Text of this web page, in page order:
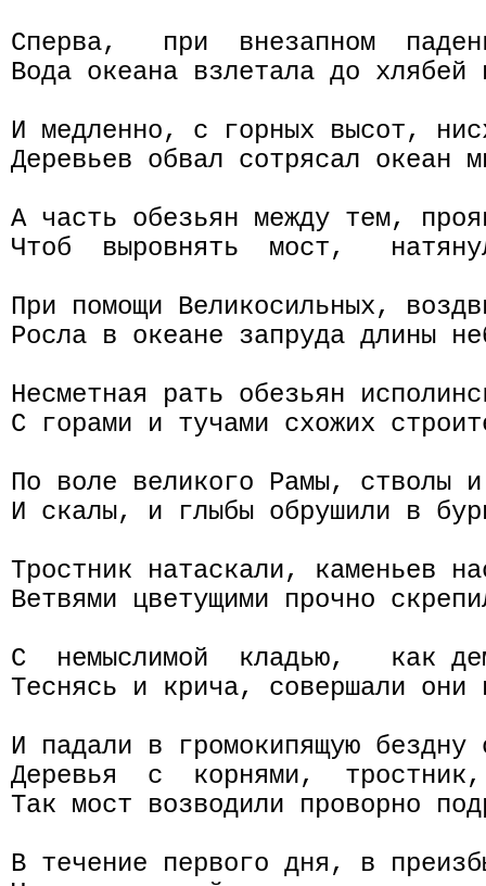
Сперва,   при  внезапном
Вода океана взлетала до хлябей
И медленно, с горных высот,
Деревьев обвал сотрясал океан
А часть обезьян между тем,
Чтоб  выровнять  мост,
При помощи Великосильных,
Росла в океане запруда длины
Несметная рать обезьян
С горами и тучами схожих
По воле великого Рамы, стволы
И скалы, и глыбы обрушили в
Тростник натаскали, каменьев
Ветвями цветущими прочно
С  немыслимой  кладью,   как
Теснясь и крича, совершали они
И падали в громокипящую бездну
Деревья  с  корнями,
Так мост возводили проворно
В течение первого дня, в